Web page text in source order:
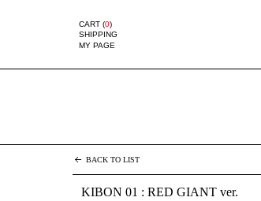
CART (0)
SHIPPING
MY PAGE
BACK TO LIST
KIBON 01 : RED GIANT ver.